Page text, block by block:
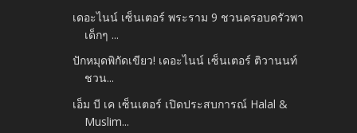
เดอะไนน์ เซ็นเตอร์ พระราม 9 ชวนครอบครัวพา
เด็กๆ ...
ปักหมุดพิกัดเขียว! เดอะไนน์ เซ็นเตอร์ ติวานนท์
ชวน...
เอ็ม บี เค เซ็นเตอร์ เปิดประสบการณ์ Halal &
Muslim...